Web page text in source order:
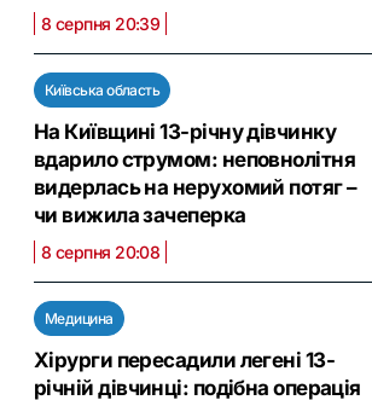
8 серпня 20:39
Київська область
На Київщині 13-річну дівчинку
вдарило струмом: неповнолітня
видерлась на нерухомий потяг –
чи вижила зачеперка
8 серпня 20:08
Медицина
Хірурги пересадили легені 13-
річній дівчинці: подібна операція